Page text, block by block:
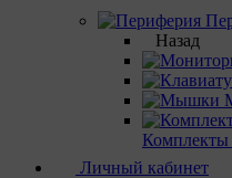
Назад
Личный кабинет